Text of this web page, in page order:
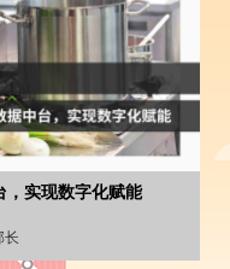
，实现数字化赋能
长